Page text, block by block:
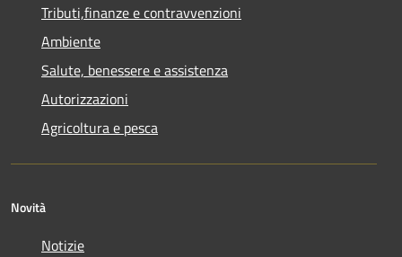
Tributi,finanze e contravvenzioni
Ambiente
Salute, benessere e assistenza
Autorizzazioni
Agricoltura e pesca
Novità
Notizie